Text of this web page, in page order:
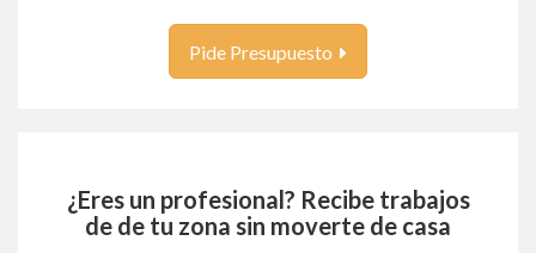
Pide Presupuesto
¿Eres un profesional? Recibe trabajos
de de tu zona sin moverte de casa